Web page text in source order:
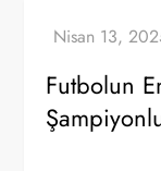
Futbolun